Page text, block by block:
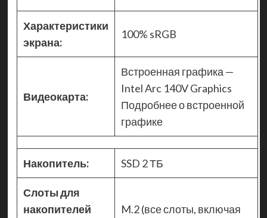
Характеристики
экрана:
100% sRGB
Видеокарта:
Встроенная графика —
Intel Arc 140V Graphics
Подробнее о встроенной
графике
Накопитель: SSD 2 ТБ
Слоты для
накопителей
M.2 (все слоты, включая